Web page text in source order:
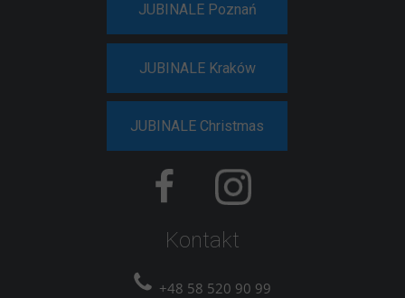
Kontakt
+48 58 520 90 99
JUBINALE Christmas
JUBINALE Poznań
JUBINALE Kraków